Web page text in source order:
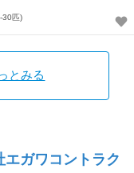
30匹)
とみる
ガワコントラク